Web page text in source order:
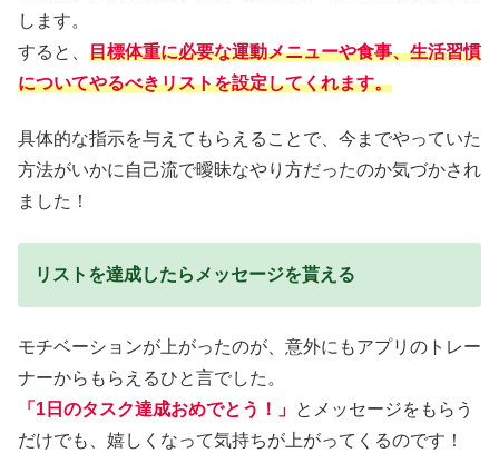
します。
すると、 目標体重に必要な運動メニューや食事、生活習慣
についてやるべきリストを設定してくれます。
具体的な指示を与えてもらえることで、今までやっていた
方法がいかに自己流で曖昧なやり方だったのか気づかされ
ました！
リストを達成したらメッセージを貰える
モチベーションが上がったのが、意外にもアプリのトレー
ナーからもらえるひと言でした。
「1日のタスク達成おめでとう！」 とメッセージをもらう
だけでも、嬉しくなって気持ちが上がってくるのです！